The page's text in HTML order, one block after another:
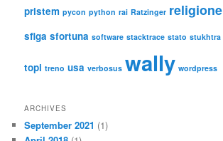
pristem pycon python rai Ratzinger religione
sfiga sfortuna software stacktrace stato stukhtra
topi treno usa verbosus wally wordpress
ARCHIVES
September 2021 (1)